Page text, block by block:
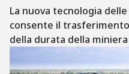
La nuova tecnologia
consente il
della durata della miniera